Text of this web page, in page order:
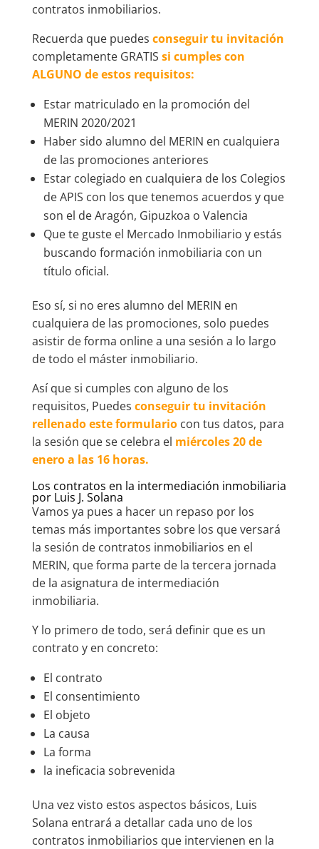
contratos inmobiliarios.
Recuerda que puedes conseguir tu invitación
completamente GRATIS si cumples con
ALGUNO de estos requisitos:
Estar matriculado en la promoción del
MERIN 2020/2021
Haber sido alumno del MERIN en cualquiera
de las promociones anteriores
Estar colegiado en cualquiera de los Colegios
de APIS con los que tenemos acuerdos y que
son el de Aragón, Gipuzkoa o Valencia
Que te guste el Mercado Inmobiliario y estás
buscando formación inmobiliaria con un
título oficial.
Eso sí, si no eres alumno del MERIN en
cualquiera de las promociones, solo puedes
asistir de forma online a una sesión a lo largo
de todo el máster inmobiliario.
Así que si cumples con alguno de los
requisitos, Puedes conseguir tu invitación
rellenado este formulariocon tus datos, para
la sesión que se celebra el miércoles 20 de
enero a las 16 horas.
Los contratos en la intermediación inmobiliaria
por Luis J. Solana
Vamos ya pues a hacer un repaso por los
temas más importantes sobre los que versará
la sesión de contratos inmobiliarios en el
MERIN, que forma parte de la tercera jornada
de la asignatura de intermediación
inmobiliaria.
Y lo primero de todo, será definir que es un
contrato y en concreto:
El contrato
El consentimiento
El objeto
La causa
La forma
la ineficacia sobrevenida
Una vez visto estos aspectos básicos, Luis
Solana entrará a detallar cada uno de los
contratos inmobiliarios que intervienen en la